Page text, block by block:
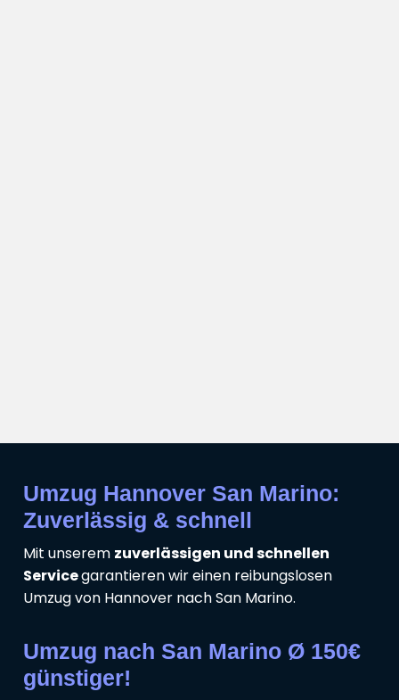
Umzug Hannover San Marino:
Zuverlässig & schnell
Mit unserem zuverlässigen und schnellen
Servicegarantieren wir einen reibungslosen
Umzug von Hannover nach San Marino.
Umzug nach San Marino Ø 150€
günstiger!